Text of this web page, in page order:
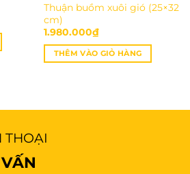
Thuận buồm xuôi gió (25×32
cm)
1.980.000₫
THÊM VÀO GIỎ HÀNG